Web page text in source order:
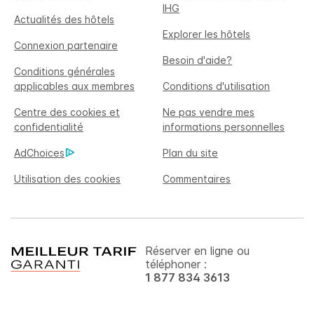
IHG
Actualités des hôtels
Explorer les hôtels
Connexion partenaire
Besoin d'aide?
Conditions générales
applicables aux membres
Conditions d'utilisation
Centre des cookies et
confidentialité
Ne pas vendre mes
informations personnelles
AdChoices Plan du site
Utilisation des cookies Commentaires
Réserver en ligne ou
téléphoner :
1 877 834 3613